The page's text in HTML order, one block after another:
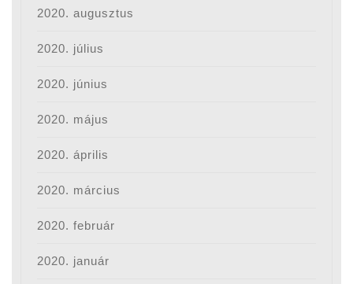
2020. augusztus
2020. július
2020. június
2020. május
2020. április
2020. március
2020. február
2020. január